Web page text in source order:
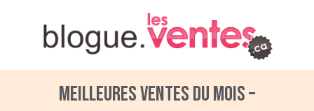
Meilleures ventes du mois –